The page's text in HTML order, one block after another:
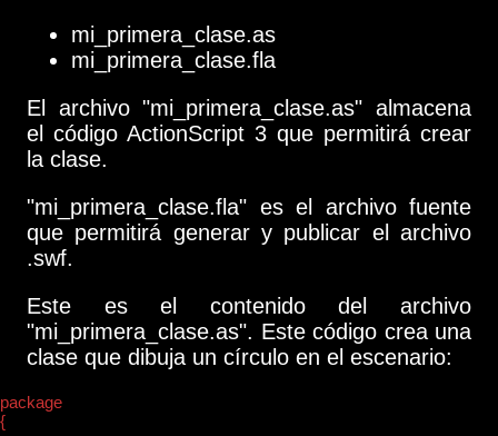
mi_primera_clase.as
mi_primera_clase.fla
El archivo "mi_primera_clase.as" almacena
el código ActionScript 3 que permitirá crear
la clase.
"mi_primera_clase.fla" es el archivo fuente
que permitirá generar y publicar el archivo
.swf.
Este es el contenido del archivo
"mi_primera_clase.as". Este código crea una
clase que dibuja un círculo en el escenario:
package
{